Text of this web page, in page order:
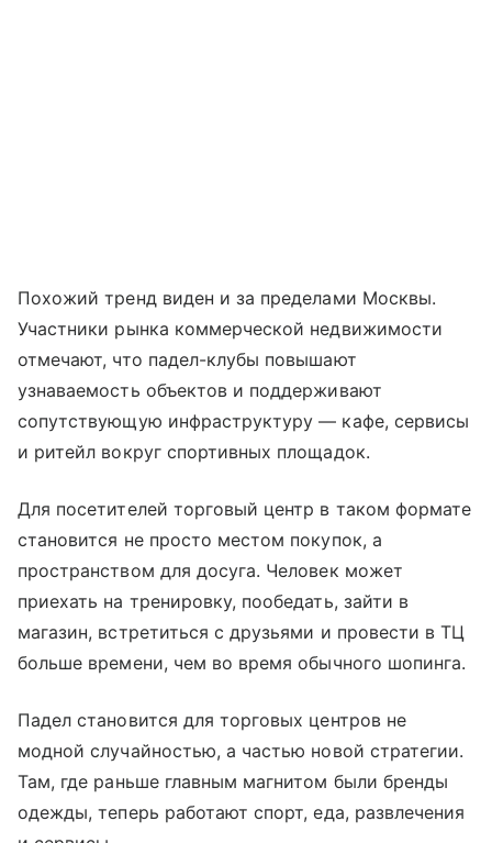
Похожий тренд виден и за пределами Москвы.
Участники рынка коммерческой недвижимости
отмечают, что падел-клубы повышают
узнаваемость объектов и поддерживают
сопутствующую инфраструктуру — кафе, сервисы
и ритейл вокруг спортивных площадок.
Для посетителей торговый центр в таком формате
становится не просто местом покупок, а
пространством для досуга. Человек может
приехать на тренировку, пообедать, зайти в
магазин, встретиться с друзьями и провести в ТЦ
больше времени, чем во время обычного шопинга.
Падел становится для торговых центров не
модной случайностью, а частью новой стратегии.
Там, где раньше главным магнитом были бренды
одежды, теперь работают спорт, еда, развлечения